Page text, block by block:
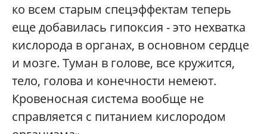
ко всем старым спецэффектам теперь
еще добавилась гипоксия - это нехватка
кислорода в органах, в основном сердце
и мозге. Туман в голове, все кружится,
тело, голова и конечности немеют.
Кровеносная система вообще не
справляется с питанием кислородом